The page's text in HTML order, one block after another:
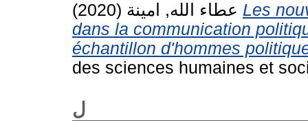
عطاء الله, امينة Les
dans la communication
échantillon d'hommes
des sciences humaines et
ل